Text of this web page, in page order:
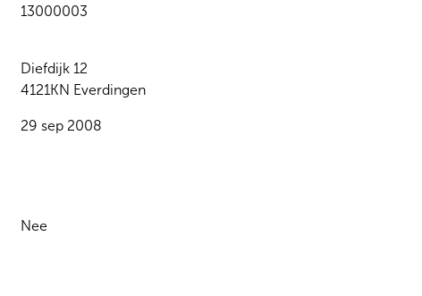
13000003
Diefdijk 12
4121KN Everdingen
29 sep 2008
Nee